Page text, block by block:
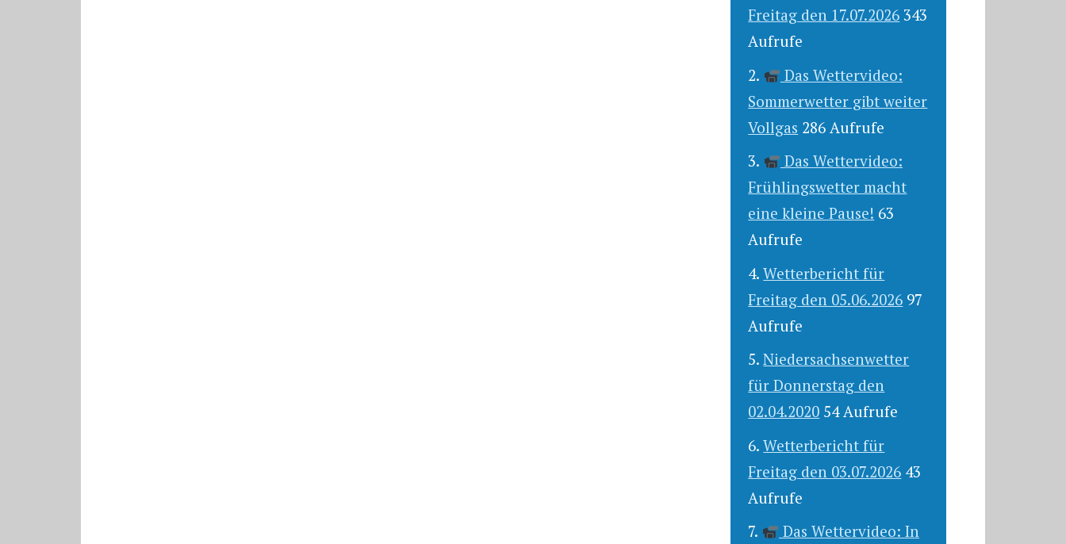
Freitag den 17.07.2026 343
Aufrufe
Das Wettervideo:
Sommerwetter gibt weiter
Vollgas 286 Aufrufe
Das Wettervideo:
Frühlingswetter macht
eine kleine Pause! 63
Aufrufe
Wetterbericht für
Freitag den 05.06.2026 97
Aufrufe
Niedersachsenwetter
für Donnerstag den
02.04.2020 54 Aufrufe
Wetterbericht für
Freitag den 03.07.2026 43
Aufrufe
Das Wettervideo: In